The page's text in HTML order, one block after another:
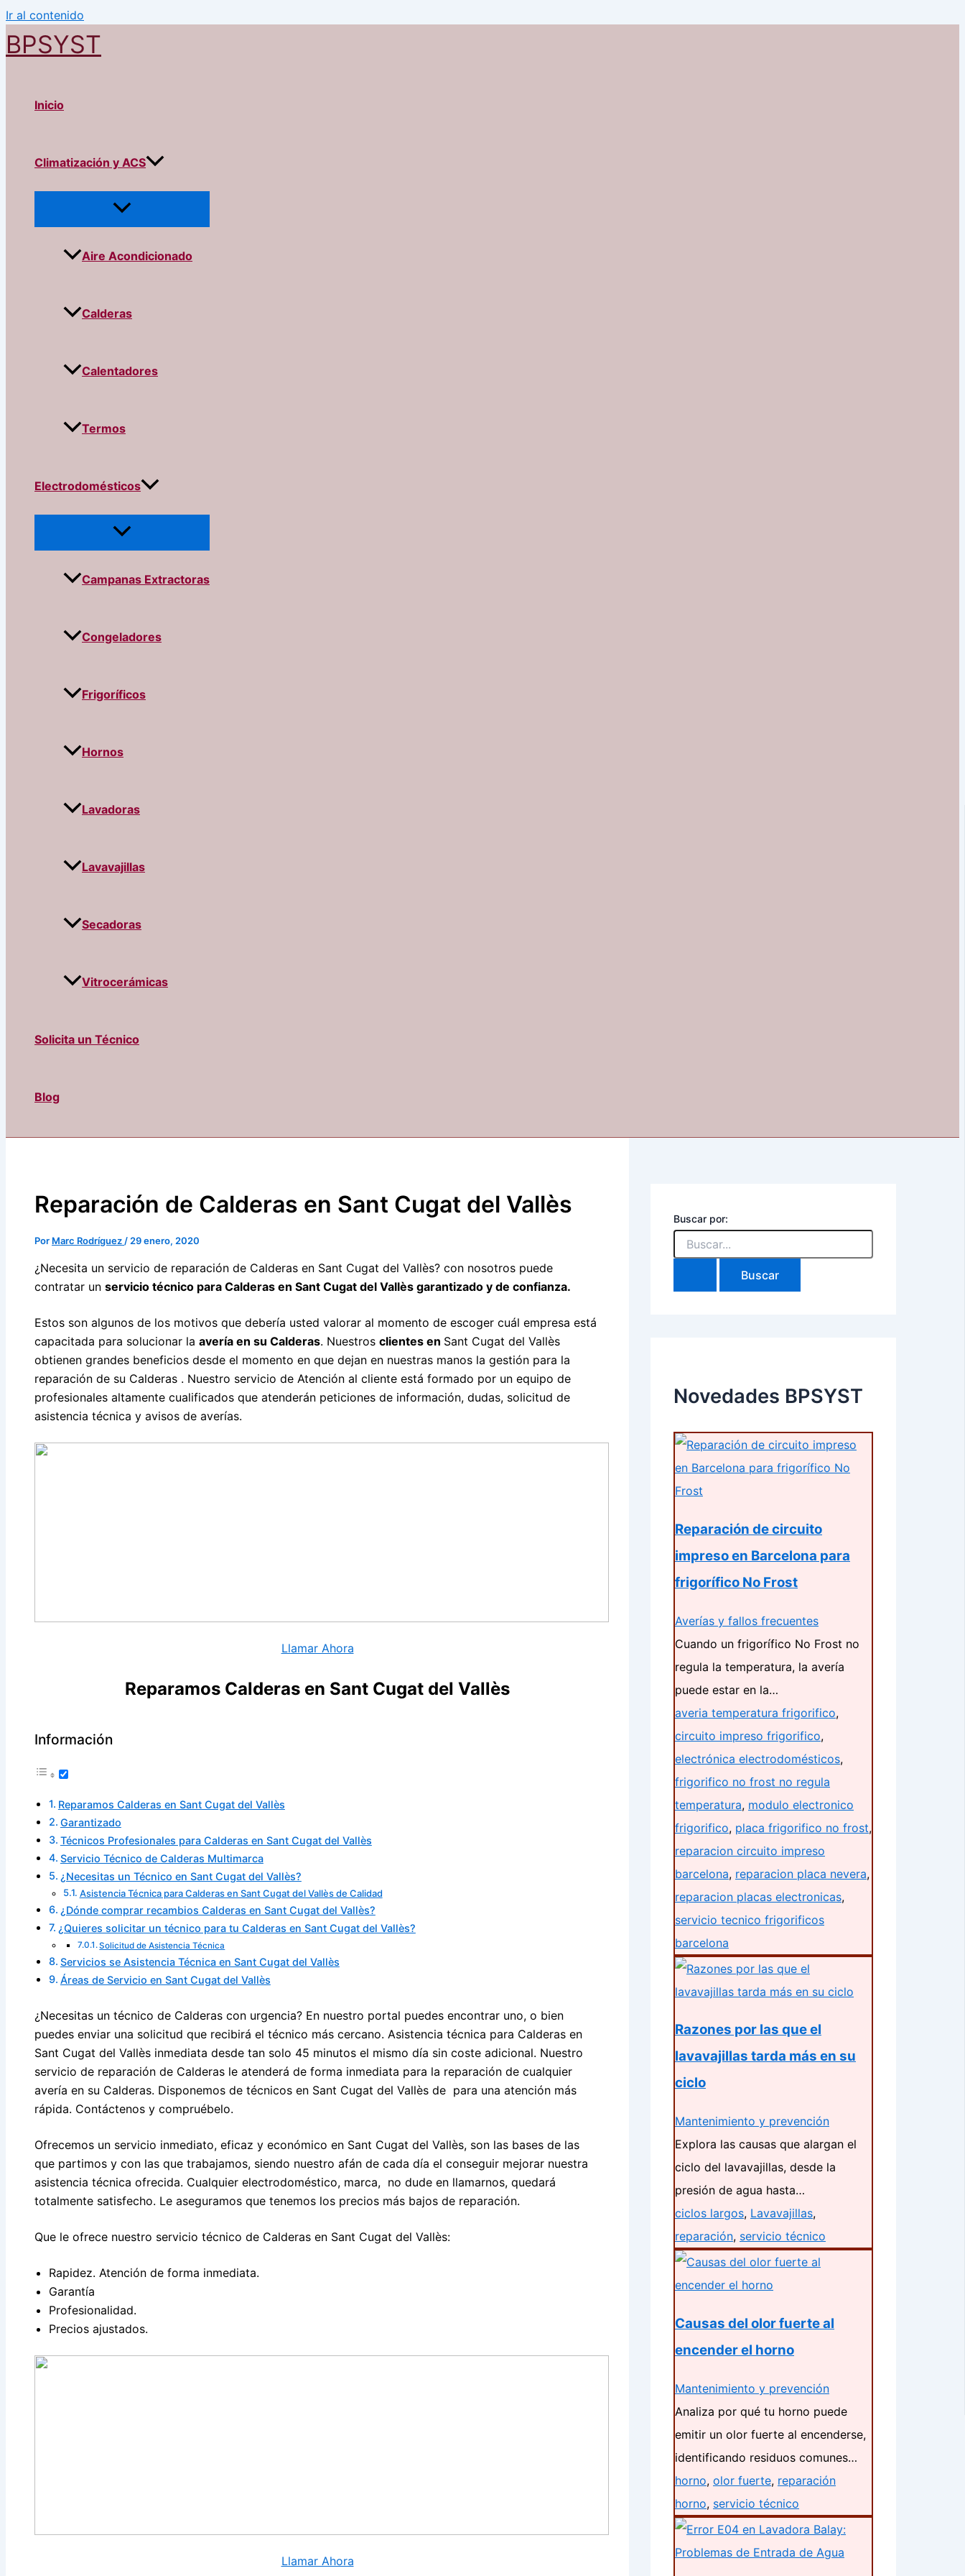
Ir al contenido
BPSYST
Inicio
Climatización y ACS
Aire Acondicionado
Calderas
Calentadores
Termos
Electrodomésticos
Campanas Extractoras
Congeladores
Frigoríficos
Hornos
Lavadoras
Lavavajillas
Secadoras
Vitrocerámicas
Solicita un Técnico
Blog
Reparación de Calderas en Sant Cugat del Vallès
Por Marc Rodríguez / 29 enero, 2020
¿Necesita un servicio de reparación de Calderas en Sant Cugat del Vallès? con nosotros puede
contratar un servicio técnico para Calderas en Sant Cugat del Vallès garantizado y de confianza.
Estos son algunos de los motivos que debería usted valorar al momento de escoger cuál empresa está
capacitada para solucionar la avería en su Calderas. Nuestros clientes en Sant Cugat del Vallès
obtienen grandes beneficios desde el momento en que dejan en nuestras manos la gestión para la
reparación de su Calderas . Nuestro servicio de Atención al cliente está formado por un equipo de
profesionales altamente cualificados que atenderán peticiones de información, dudas, solicitud de
asistencia técnica y avisos de averías.
Llamar Ahora
Reparamos Calderas en Sant Cugat del Vallès
Información
Reparamos Calderas en Sant Cugat del Vallès
Garantizado
Técnicos Profesionales para Calderas en Sant Cugat del Vallès
Servicio Técnico de Calderas Multimarca
¿Necesitas un Técnico en Sant Cugat del Vallès?
Asistencia Técnica para Calderas en Sant Cugat del Vallès de Calidad
¿Dónde comprar recambios Calderas en Sant Cugat del Vallès?
¿Quieres solicitar un técnico para tu Calderas en Sant Cugat del Vallès?
Solicitud de Asistencia Técnica
Servicios se Asistencia Técnica en Sant Cugat del Vallès
Áreas de Servicio en Sant Cugat del Vallès
¿Necesitas un técnico de Calderas con urgencia? En nuestro portal puedes encontrar uno, o bien
puedes enviar una solicitud que recibirá el técnico más cercano. Asistencia técnica para Calderas en
Sant Cugat del Vallès inmediata desde tan solo 45 minutos el mismo día sin coste adicional. Nuestro
servicio de reparación de Calderas le atenderá de forma inmediata para la reparación de cualquier
avería en su Calderas. Disponemos de técnicos en Sant Cugat del Vallès de para una atención más
rápida. Contáctenos y compruébelo.
Ofrecemos un servicio inmediato, eficaz y económico en Sant Cugat del Vallès, son las bases de las
que partimos y con las que trabajamos, siendo nuestro afán de cada día el conseguir mejorar nuestra
asistencia técnica ofrecida. Cualquier electrodoméstico, marca, no dude en llamarnos, quedará
totalmente satisfecho. Le aseguramos que tenemos los precios más bajos de reparación.
Que le ofrece nuestro servicio técnico de Calderas en Sant Cugat del Vallès:
Rapidez. Atención de forma inmediata.
Garantía
Profesionalidad.
Precios ajustados.
Llamar Ahora
Buscar por:
Novedades BPSYST
Reparación de circuito
impreso en Barcelona para
frigorífico No Frost
Averías y fallos frecuentes
Cuando un frigorífico No Frost no
regula la temperatura, la avería
puede estar en la…
averia temperatura frigorifico,
circuito impreso frigorifico,
electrónica electrodomésticos,
frigorifico no frost no regula
temperatura, modulo electronico
frigorifico, placa frigorifico no frost,
reparacion circuito impreso
barcelona, reparacion placa nevera,
reparacion placas electronicas,
servicio tecnico frigorificos
barcelona
Razones por las que el
lavavajillas tarda más en su
ciclo
Mantenimiento y prevención
Explora las causas que alargan el
ciclo del lavavajillas, desde la
presión de agua hasta…
ciclos largos, Lavavajillas,
reparación, servicio técnico
Causas del olor fuerte al
encender el horno
Mantenimiento y prevención
Analiza por qué tu horno puede
emitir un olor fuerte al encenderse,
identificando residuos comunes…
horno, olor fuerte, reparación
horno, servicio técnico